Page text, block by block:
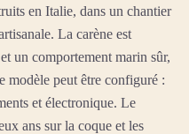
en Italie, dans un chantier
La carène est
un comportement marin sûr,
modèle peut être configuré :
et électronique. Le
ans sur la coque et les